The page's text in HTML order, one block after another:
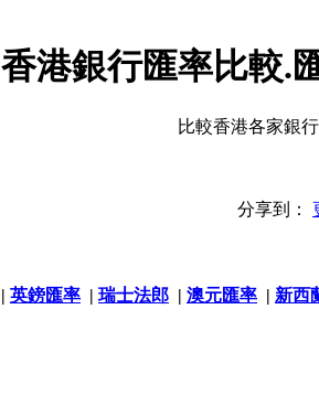
香港銀行匯率比較.
比較香港各家銀
分享到：
| 英鎊匯率 | 瑞士法郎 | 澳元匯率 | 新西